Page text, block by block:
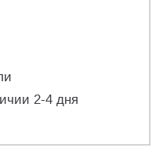
2-4 дня